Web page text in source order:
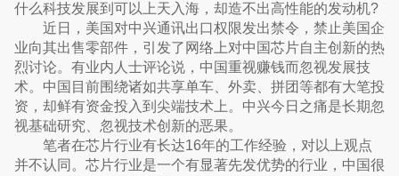
什么科技发展到可以上天入海，却造不出高性能的发动机?
近日，美国对中兴通讯出口权限发出禁令，禁止美国企
业向其出售零部件，引发了网络上对中国芯片自主创新的热
烈讨论。有业内人士评论说，中国重视赚钱而忽视发展技
术。中国目前围绕诸如共享单车、外卖、拼团等都有大笔投
资，却鲜有资金投入到尖端技术上。中兴今日之痛是长期忽
视基础研究、忽视技术创新的恶果。
笔者在芯片行业有长达16年的工作经验，对以上观点
并不认同。芯片行业是一个有显著先发优势的行业，中国很